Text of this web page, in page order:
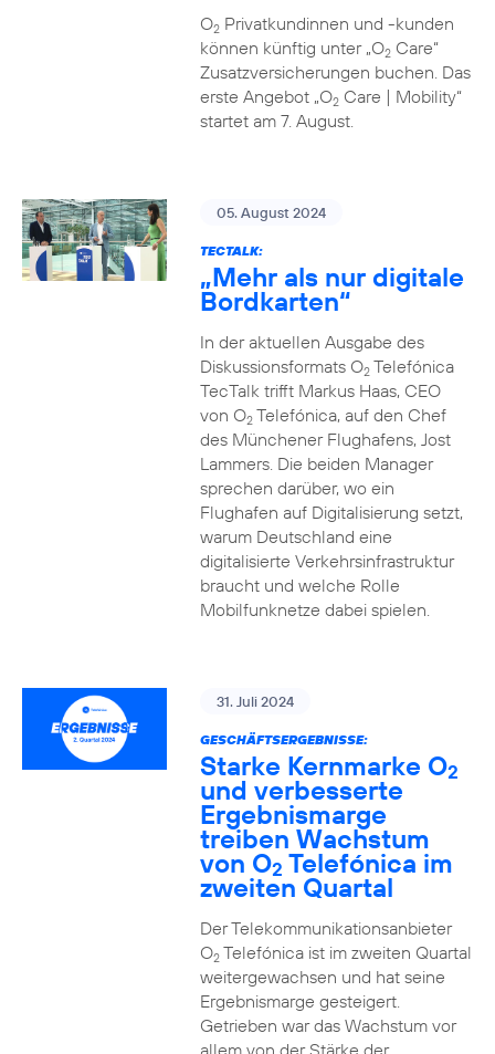
O2Privatkundinnen und -kunden
können künftig unter „O2Care“
Zusatzversicherungen buchen. Das
erste Angebot „O2Care | Mobility“
startet am 7. August.
05. August 2024
TECTALK:
„Mehr als nur digitale
Bordkarten“
In der aktuellen Ausgabe des
Diskussionsformats O2Telefónica
TecTalk trifft Markus Haas, CEO
von O2Telefónica, auf den Chef
des Münchener Flughafens, Jost
Lammers. Die beiden Manager
sprechen darüber, wo ein
Flughafen auf Digitalisierung setzt,
warum Deutschland eine
digitalisierte Verkehrsinfrastruktur
braucht und welche Rolle
Mobilfunknetze dabei spielen.
31. Juli 2024
GESCHÄFTSERGEBNISSE:
Starke Kernmarke O2
und verbesserte
Ergebnismarge
treiben Wachstum
von O2 Telefónica im
zweiten Quartal
Der Telekommunikationsanbieter
O2Telefónica ist im zweiten Quartal
weitergewachsen und hat seine
Ergebnismarge gesteigert.
Getrieben war das Wachstum vor
allem von der Stärke der